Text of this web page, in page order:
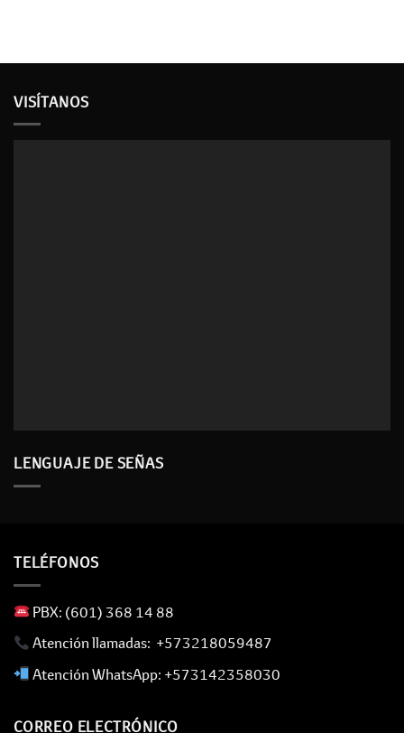
VISÍTANOS
LENGUAJE DE SEÑAS
TELÉFONOS
​ PBX: (601) 368 14 88
​ Atención llamadas: +573218059487
​ Atención WhatsApp: +573142358030
CORREO ELECTRÓNICO